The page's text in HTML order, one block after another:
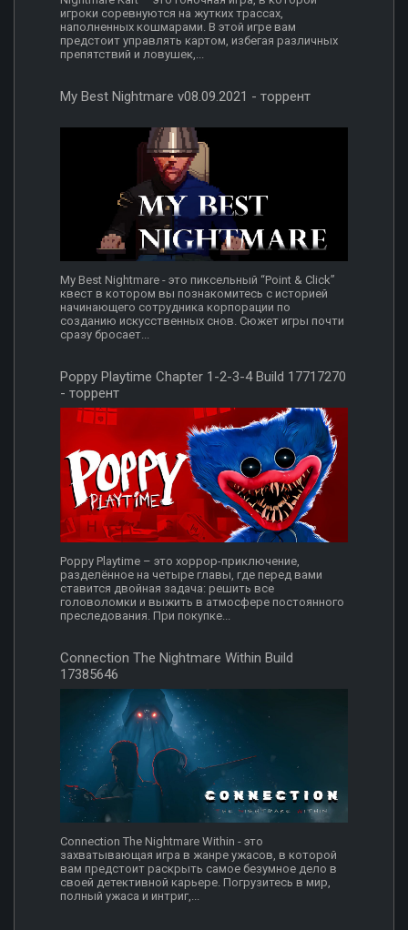
игроки соревнуются на жутких трассах,
наполненных кошмарами. В этой игре вам
предстоит управлять картом, избегая различных
препятствий и ловушек,...
My Best Nightmare v08.09.2021 - торрент
My Best Nightmare - это пиксельный “Point & Click”
квест в котором вы познакомитесь с историей
начинающего сотрудника корпорации по
созданию искусственных снов. Сюжет игры почти
сразу бросает...
Poppy Playtime Chapter 1-2-3-4 Build 17717270
- торрент
Poppy Playtime – это хоррор-приключение,
разделённое на четыре главы, где перед вами
ставится двойная задача: решить все
головоломки и выжить в атмосфере постоянного
преследования. При покупке...
Connection The Nightmare Within Build
17385646
Connection The Nightmare Within - это
захватывающая игра в жанре ужасов, в которой
вам предстоит раскрыть самое безумное дело в
своей детективной карьере. Погрузитесь в мир,
полный ужаса и интриг,...